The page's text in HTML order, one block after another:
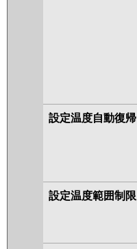
設定温度自動復帰
設定温度範囲制限